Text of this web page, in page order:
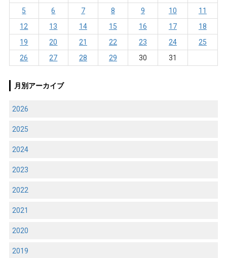
5
6 7 8 9 10
11
12
13 14 15 16 17
18
19
20 21 22 23 24
25
26
27 28 29 30 31
月別アーカイブ
2026
2025
2024
2023
2022
2021
2020
2019